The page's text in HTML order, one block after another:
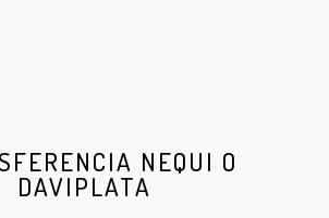
NEQUI O
DAVIPLATA